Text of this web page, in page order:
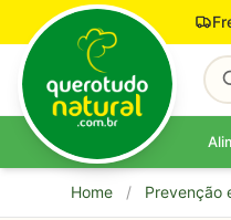
Pular para o conteúdo
Home / Prevenção